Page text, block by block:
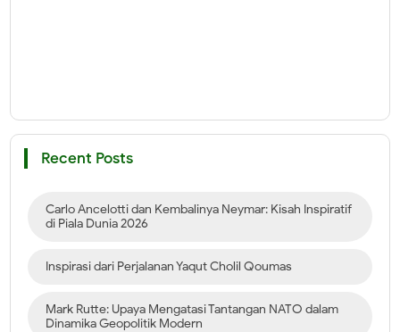
Recent Posts
Carlo Ancelotti dan Kembalinya Neymar: Kisah Inspiratif
di Piala Dunia 2026
Inspirasi dari Perjalanan Yaqut Cholil Qoumas
Mark Rutte: Upaya Mengatasi Tantangan NATO dalam
Dinamika Geopolitik Modern